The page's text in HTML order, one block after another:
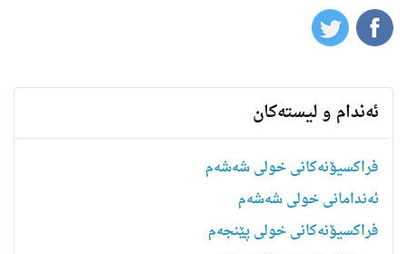
ئه‌ندام و لیسته‌كان
فراکسیۆنەکانی خولی شەشەم
ئەندامانی خولی شەشەم
فراکسیۆنەکانی خولی پێنجەم